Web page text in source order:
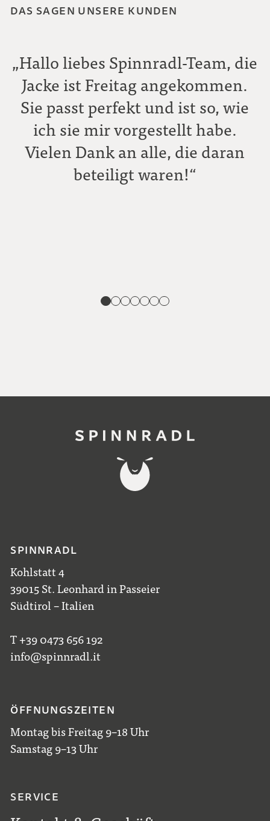
DAS SAGEN UNSERE KUNDEN
„Hallo liebes Spinnradl-Team, die
Jacke ist Freitag angekommen.
Sie passt perfekt und ist so, wie
ich sie mir vorgestellt habe.
Vielen Dank an alle, die daran
beteiligt waren!“
SPINNRADL
Kohlstatt 4
39015 St. Leonhard in Passeier
Südtirol – Italien
T +39 0473 656 192
info@spinnradl.it
ÖFFNUNGSZEITEN
Montag bis Freitag 9–18 Uhr
Samstag 9–13 Uhr
SERVICE